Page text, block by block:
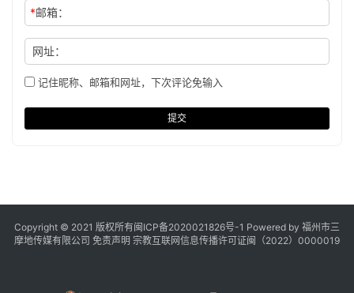
*邮箱：
网址：
记住昵称、邮箱和网址，下次评论免输入
提交
Copyright © 2021 版权所有闽ICP备2020021826号-1 Powered by 福州市三
摩地传媒有限公司 免责声明 宗教互联网信息传播许可证闽（2022）0000019